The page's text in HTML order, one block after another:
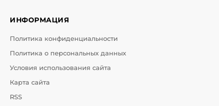
ИНФОРМАЦИЯ
Политика конфиденциальности
Политика о персональных данных
Условия использования сайта
Карта сайта
RSS